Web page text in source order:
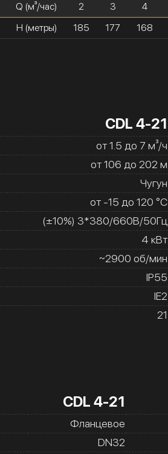
Q (м³/час)
H (метры)
2
185
3
177
4
168
CDL 4-21
от 1.5 до 7 м³/ч
от 106 до 202 м
Чугун
от -15 до 120 °C
(±10%) 3*380/660В/50Гц
4 кВт
~2900 об/мин
IP55
IE2
21
CDL 4-21
Фланцевое
DN32